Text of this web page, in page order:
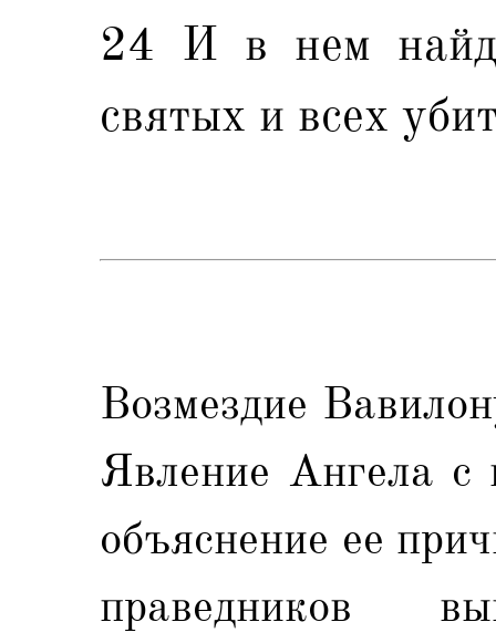
24 И в нем
святых и всех
Возмездие
Явление Ангела с
объяснение ее
праведников